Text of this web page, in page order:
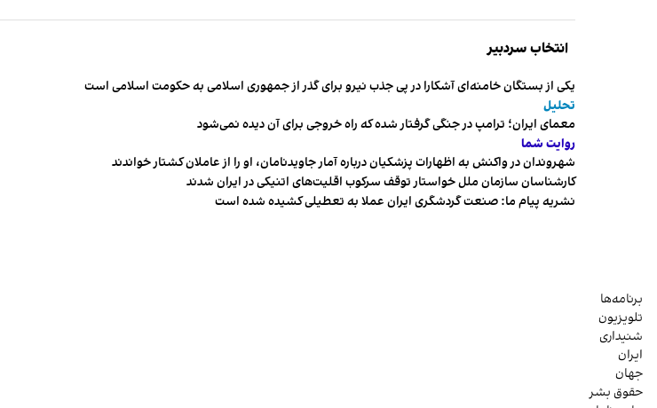
انتخاب سردبیر
یکی از بستگان خامنه‌ای آشکارا در پی جذب نیرو برای گذر از جمهوری اسلامی به حکومت اسلامی است
تحلیل
معمای ایران؛ ترامپ در جنگی گرفتار شده که راه خروجی برای آن دیده نمی‌شود
روایت شما
شهروندان در واکنش به اظهارات پزشکیان درباره آمار جاویدنامان، او را از عاملان کشتار خواندند
کارشناسان سازمان ملل خواستار توقف سرکوب اقلیت‌های اتنیکی در ایران شدند
نشریه پیام ما: صنعت گردشگری ایران عملا به تعطیلی کشیده شده است
برنامه‌ها
تلویزیون
شنیداری
ایران
جهان
حقوق بشر